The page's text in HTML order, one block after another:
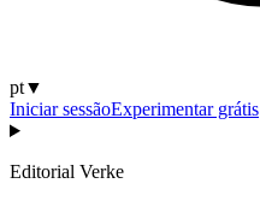
pt▼
Iniciar sessãoExperimentar grátis
Editorial Verke